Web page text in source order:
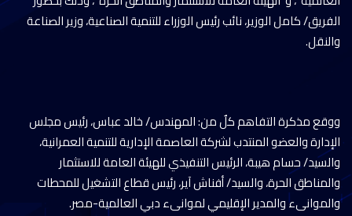
الفريق/ كامل الوزير، نائب رئيس الوزراء للتنمية الصناعية، وزير الصناعة
والنقل.
ووقع مذكرة التفاهم كلٌ من: المهندس/ خالد عباس، رئيس مجلس
الإدارة والعضو المنتدب لشركة العاصمة الإدارية للتنمية العمرانية،
والسيد/ حسام هيبة، الرئيس التنفيذي للهيئة العامة للاستثمار
والمناطق الحرة، والسيد/ أفناش آير، رئيس قطاع التشغيل للمحطات
والموانىء والمدير الإقليمي لموانىء دبي العالمية-مصر.